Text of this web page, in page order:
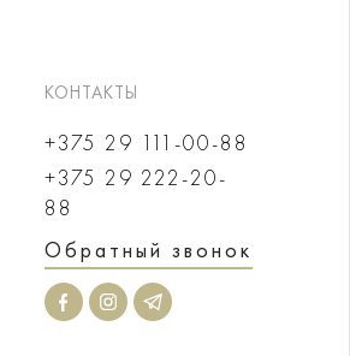
КОНТАКТЫ
+375 29 111-00-88
+375 29 222-20-
88
Обратный звонок